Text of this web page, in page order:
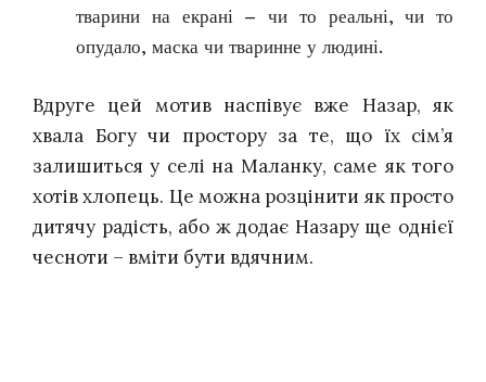
тварини на екрані – чи то реальні, чи то
опудало, маска чи тваринне у людині.
Вдруге цей мотив наспівує вже Назар, як
хвала Богу чи простору за те, що їх сім’я
залишиться у селі на Маланку, саме як того
хотів хлопець. Це можна розцінити як просто
дитячу радість, або ж додає Назару ще однієї
чесноти – вміти бути вдячним.